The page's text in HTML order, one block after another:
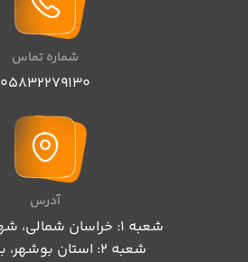
شماره تماس
05832279130
آدرس
شعبه 1: خراسان شمالی، شهرستان گرمه
شعبه 2: استان بوشهر، بندر گناوه